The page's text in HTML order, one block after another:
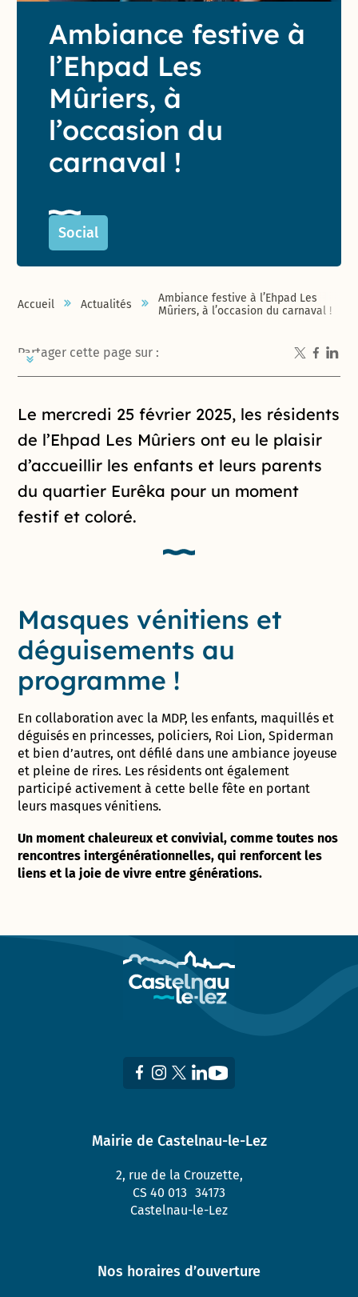
Ambiance festive à
l’Ehpad Les
Mûriers, à
l’occasion du
carnaval !
Social
Accueil Actualités
Ambiance festive à l’Ehpad Les
Mûriers, à l’occasion du carnaval !
Partager cette page sur :
Introduction de la page
Le mercredi 25 février 2025, les résidents
de l’Ehpad Les Mûriers ont eu le plaisir
d’accueillir les enfants et leurs parents
du quartier Eurêka pour un moment
festif et coloré.
Masques vénitiens et
déguisements au
programme !
En collaboration avec la MDP, les enfants, maquillés et
déguisés en princesses, policiers, Roi Lion, Spiderman
et bien d’autres, ont défilé dans une ambiance joyeuse
et pleine de rires. Les résidents ont également
participé activement à cette belle fête en portant
leurs masques vénitiens.
Un moment chaleureux et convivial, comme toutes nos
rencontres intergénérationnelles, qui renforcent les
liens et la joie de vivre entre générations.
Mairie de Castelnau-le-Lez
2, rue de la Crouzette,
CS 40 013 34173
Castelnau-le-Lez
Nos horaires d’ouverture